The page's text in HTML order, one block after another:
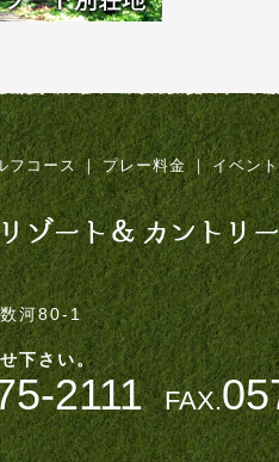
フコース ｜ プレー料金 ｜ イベン
河80-1
下さい。
2111 FAX.